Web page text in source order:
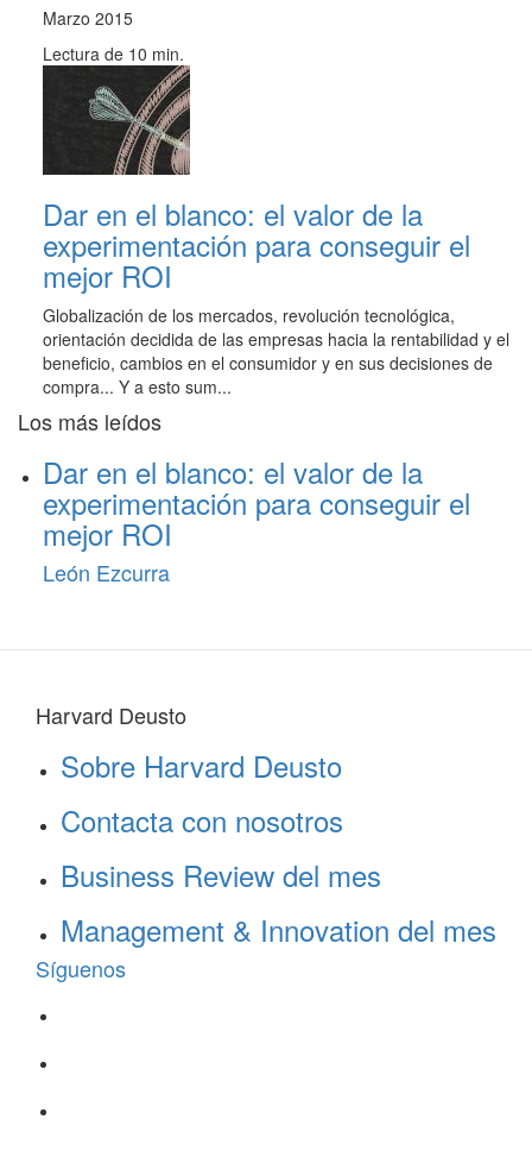
Marzo 2015
Lectura de 10 min.
Dar en el blanco: el valor de la
experimentación para conseguir el
mejor ROI
Globalización de los mercados, revolución tecnológica,
orientación decidida de las empresas hacia la rentabilidad y el
beneficio, cambios en el consumidor y en sus decisiones de
compra... Y a esto sum...
Los más leídos
Dar en el blanco: el valor de la
experimentación para conseguir el
mejor ROI
León Ezcurra
Harvard Deusto
Sobre Harvard Deusto
Contacta con nosotros
Business Review del mes
Management & Innovation del mes
Síguenos